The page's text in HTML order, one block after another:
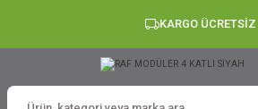
KARGO ÜCRETSİZ